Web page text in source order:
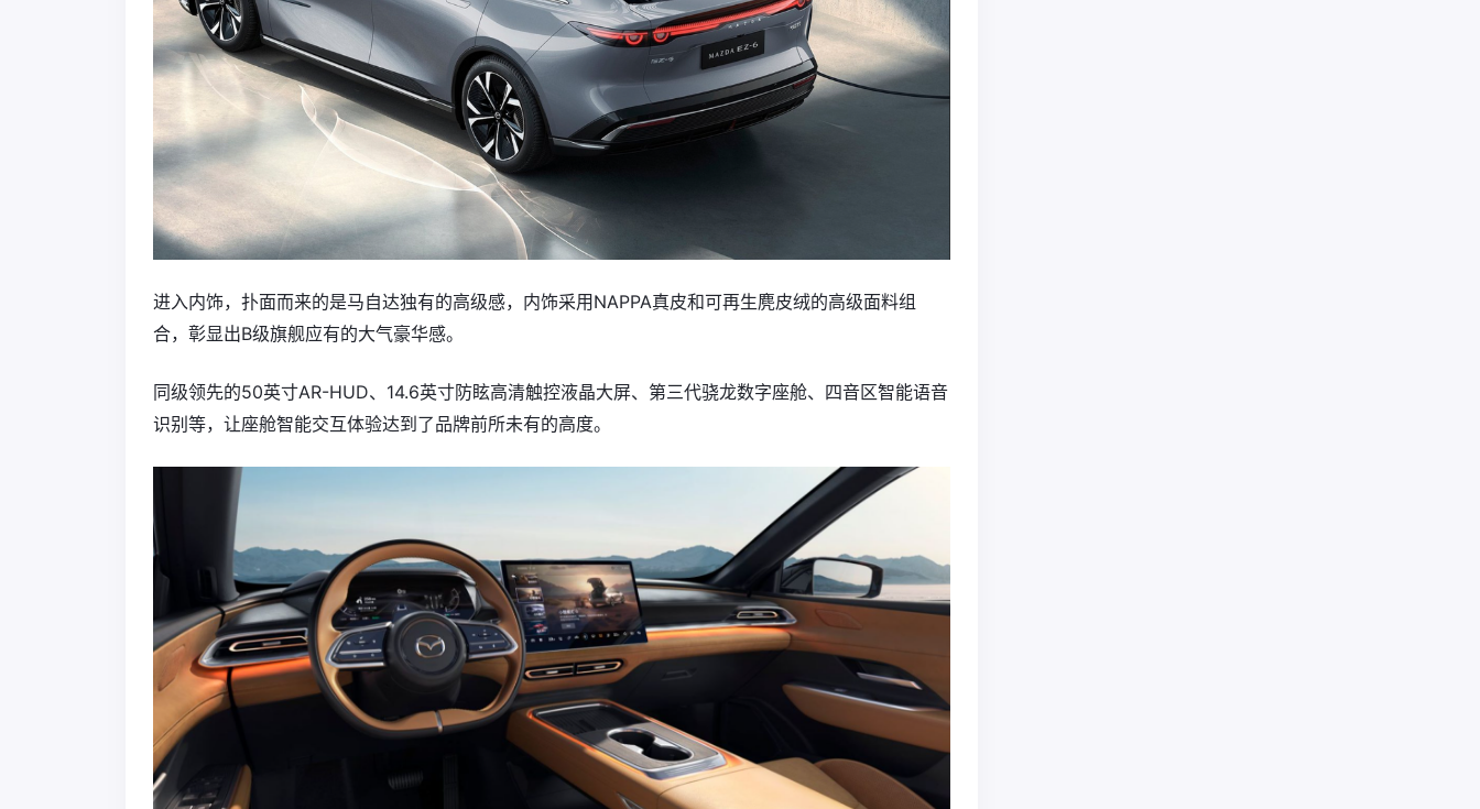
进入内饰，扑面而来的是马自达独有的高级感，内饰采用NAPPA真皮和可再生麂皮绒的高级面料组
合，彰显出B级旗舰应有的大气豪华感。
同级领先的50英寸AR-HUD、14.6英寸防眩高清触控液晶大屏、第三代骁龙数字座舱、四音区智能语音
识别等，让座舱智能交互体验达到了品牌前所未有的高度。